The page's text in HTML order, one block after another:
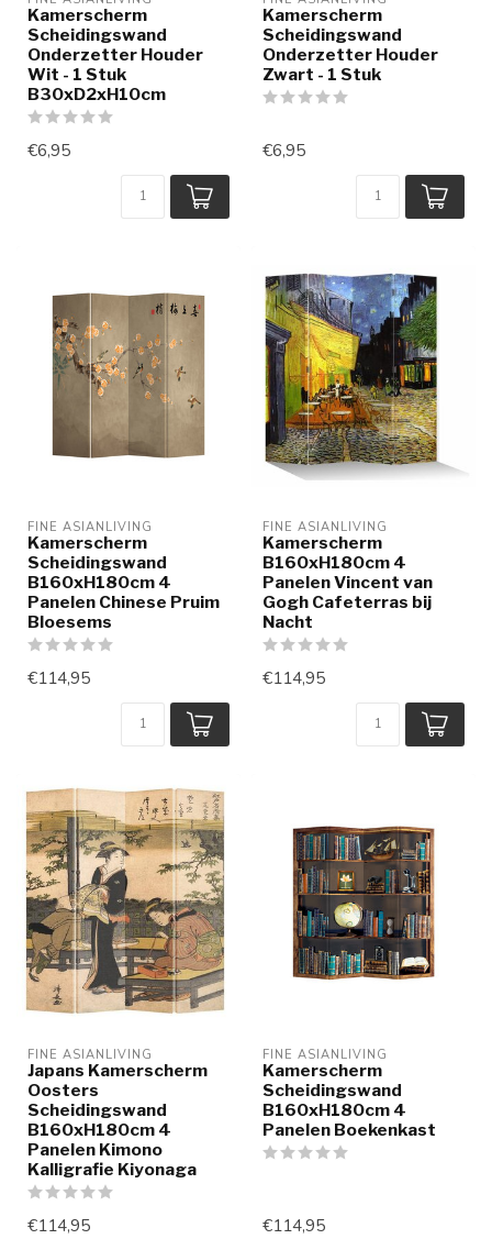
Kamerscherm
Scheidingswand
Onderzetter Houder
Wit - 1 Stuk
B30xD2xH10cm
€6,95
Kamerscherm
Scheidingswand
Onderzetter Houder
Zwart - 1 Stuk
€6,95
FINE ASIANLIVING
Kamerscherm
Scheidingswand
B160xH180cm 4
Panelen Chinese Pruim
Bloesems
€114,95
FINE ASIANLIVING
Kamerscherm
B160xH180cm 4
Panelen Vincent van
Gogh Cafeterras bij
Nacht
€114,95
FINE ASIANLIVING
Japans Kamerscherm
Oosters
Scheidingswand
B160xH180cm 4
Panelen Kimono
Kalligrafie Kiyonaga
€114,95
FINE ASIANLIVING
Kamerscherm
Scheidingswand
B160xH180cm 4
Panelen Boekenkast
€114,95